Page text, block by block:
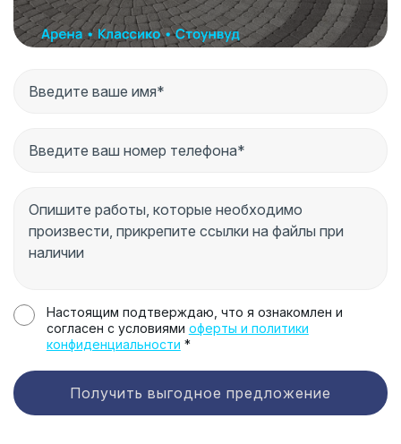
Настоящим подтверждаю, что я ознакомлен и
согласен с условиями оферты и политики
конфиденциальности *
Получить выгодное предложение